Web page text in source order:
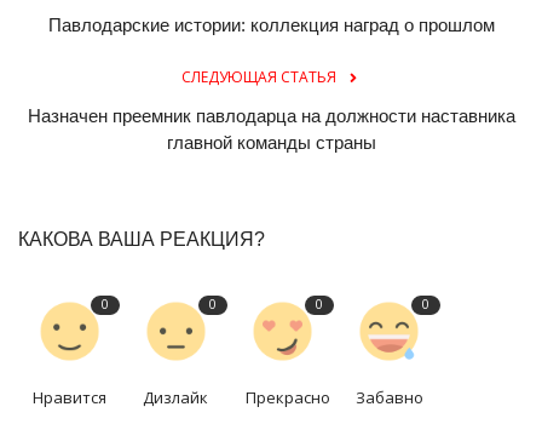
Павлодарские истории: коллекция наград о прошлом
СЛЕДУЮЩАЯ СТАТЬЯ
Назначен преемник павлодарца на должности наставника
главной команды страны
КАКОВА ВАША РЕАКЦИЯ?
0
Нравится
0
Дизлайк
0
Прекрасно
0
Забавно